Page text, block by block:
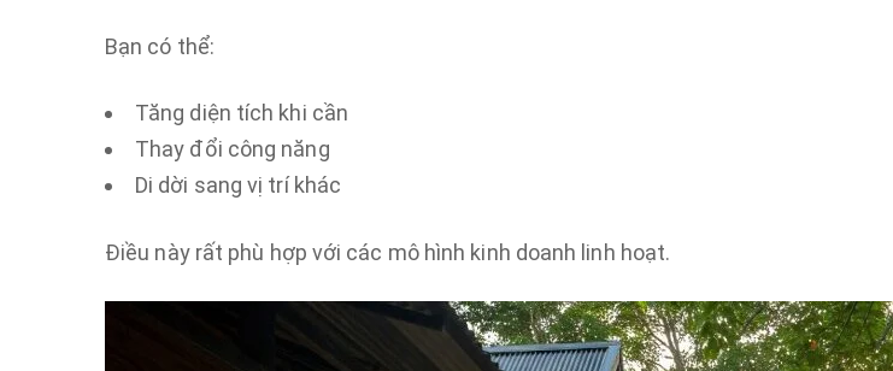
Bạn có thể:
Tăng diện tích khi cần
Thay đổi công năng
Di dời sang vị trí khác
Điều này rất phù hợp với các mô hình kinh doanh linh hoạt.